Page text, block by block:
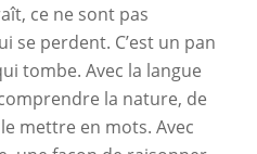
ce ne sont pas
se perdent. C’est un pan
tombe. Avec la langue
la nature, de
mettre en mots. Avec